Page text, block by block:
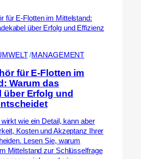
/MANAGEMENT
für E-Flotten im
Warum das
über Erfolg und
wie ein Detail, kann aber
Kosten und Akzeptanz Ihrer
Lesen Sie, warum
Mittelstand zur Schlüsselfrage